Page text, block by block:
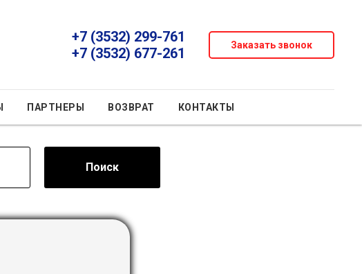
+7 (3532) 299-761
+7 (3532) 677-261
Заказать звонок
ПАРТНЕРЫ ВОЗВРАТ КОНТАКТЫ
Поиск